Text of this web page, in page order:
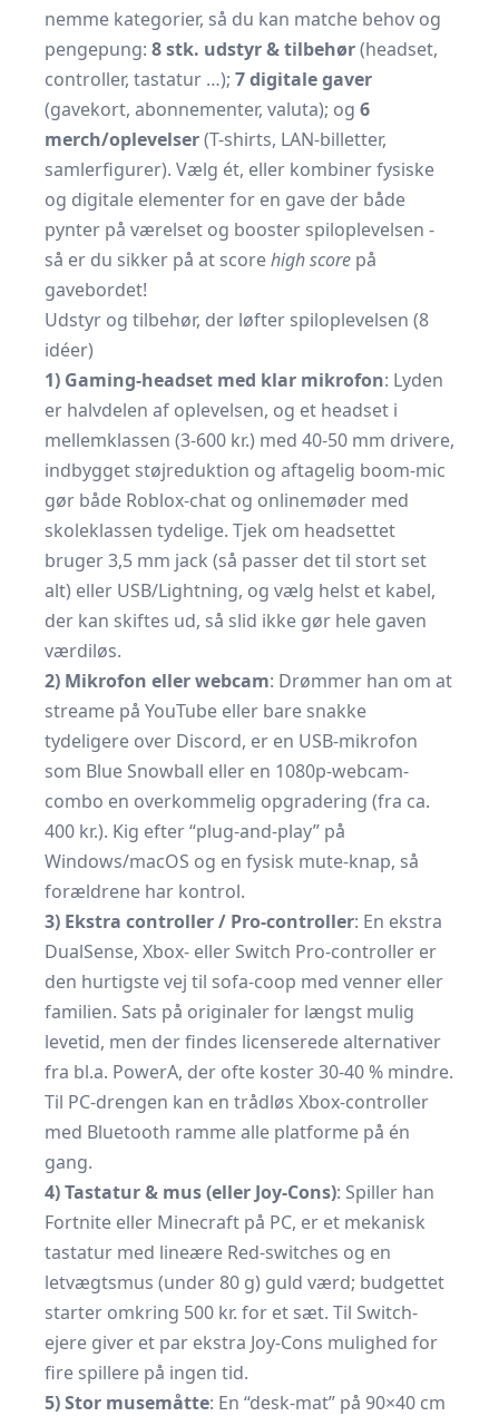
nemme kategorier, så du kan matche behov og
pengepung: 8 stk. udstyr & tilbehør(headset,
controller, tastatur …); 7 digitale gaver
(gavekort, abonnementer, valuta); og 6
merch/oplevelser(T-shirts, LAN-billetter,
samlerfigurer). Vælg ét, eller kombiner fysiske
og digitale elementer for en gave der både
pynter på værelset og booster spiloplevelsen -
så er du sikker på at scorehigh score på
gavebordet!
Udstyr og tilbehør, der løfter spiloplevelsen (8
idéer)
1) Gaming-headset med klar mikrofon: Lyden
er halvdelen af oplevelsen, og et headset i
mellemklassen (3-600 kr.) med 40-50 mm drivere,
indbygget støjreduktion og aftagelig boom-mic
gør både Roblox-chat og onlinemøder med
skoleklassen tydelige. Tjek om headsettet
bruger 3,5 mm jack (så passer det til stort set
alt) eller USB/Lightning, og vælg helst et kabel,
der kan skiftes ud, så slid ikke gør hele gaven
værdiløs.
2) Mikrofon eller webcam: Drømmer han om at
streame på YouTube eller bare snakke
tydeligere over Discord, er en USB-mikrofon
som Blue Snowball eller en 1080p-webcam-
combo en overkommelig opgradering (fra ca.
400 kr.). Kig efter “plug-and-play” på
Windows/macOS og en fysisk mute-knap, så
forældrene har kontrol.
3) Ekstra controller / Pro-controller: En ekstra
DualSense, Xbox- eller Switch Pro-controller er
den hurtigste vej til sofa-coop med venner eller
familien. Sats på originaler for længst mulig
levetid, men der findes licenserede alternativer
fra bl.a. PowerA, der ofte koster 30-40 % mindre.
Til PC-drengen kan en trådløs Xbox-controller
med Bluetooth ramme alle platforme på én
gang.
4) Tastatur & mus (eller Joy-Cons): Spiller han
Fortnite eller Minecraft på PC, er et mekanisk
tastatur med lineære Red-switches og en
letvægtsmus (under 80 g) guld værd; budgettet
starter omkring 500 kr. for et sæt. Til Switch-
ejere giver et par ekstra Joy-Cons mulighed for
fire spillere på ingen tid.
5) Stor musemåtte: En “desk-mat” på 90×40 cm